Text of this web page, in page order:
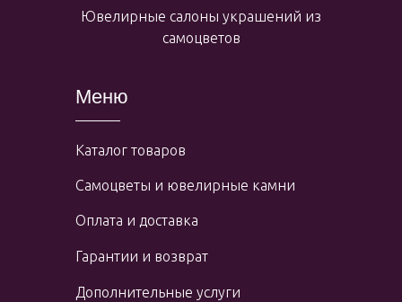
Меню
Каталог товаров
Самоцветы и ювелирные камни
Оплата и доставка
Ювелирные салоны украшений из
самоцветов
Гарантии и возврат
Дополнительные услуги